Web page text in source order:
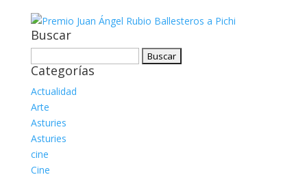
Buscar
Categorías
Actualidad
Arte
Asturies
Asturies
cine
Cine